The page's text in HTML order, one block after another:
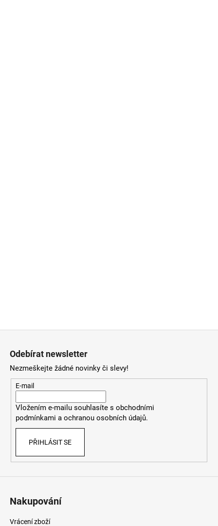
Odebírat newsletter
Nezmeškejte žádné novinky či slevy!
E-mail
Vložením e-mailu souhlasítes obchodními
podmínkami a ochranou osobních údajů.
PŘIHLÁSIT SE
Nakupování
Vrácení zboží